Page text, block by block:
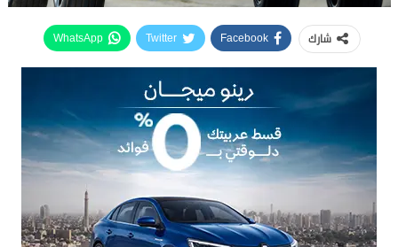
شارك Facebook
Twitter
WhatsApp